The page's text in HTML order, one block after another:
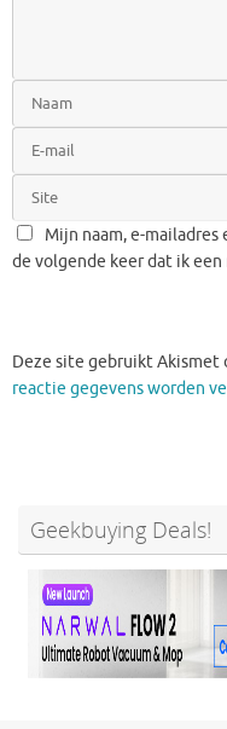
Mijn naam, e-mailadres
de volgende keer dat ik
Deze site gebruikt Akismet
reactie gegevens worden
Geekbuying Deals!